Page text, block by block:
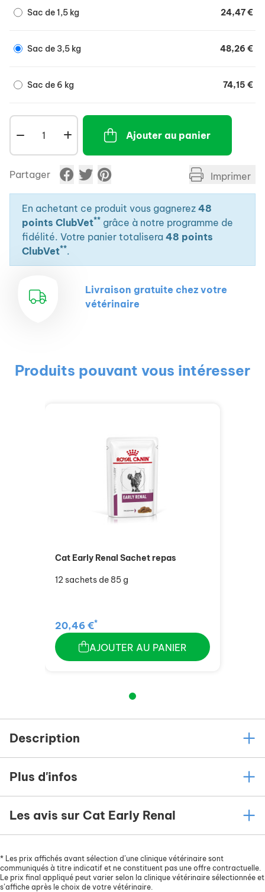
Sac de 1,5 kg 24,47 €
Sac de 3,5 kg 48,26 €
Sac de 6 kg 74,15 €
Ajouter au panier
Partager Imprimer
En achetant ce produit vous gagnerez 48
points ClubVet** grâce à notre programme de
fidélité. Votre panier totalisera 48 points
ClubVet**.
Livraison gratuite chez votre
vétérinaire
Produits pouvant vous intéresser
Cat Early Renal Sachet repas
12 sachets de 85 g
20,46 €*
AJOUTER AU PANIER
Description
Plus d'infos
Les avis sur Cat Early Renal
* Les prix affichés avant sélection d’une clinique vétérinaire sont
communiqués à titre indicatif et ne constituent pas une offre contractuelle.
Le prix final appliqué peut varier selon la clinique vétérinaire sélectionnée et
s’affiche après le choix de votre vétérinaire.